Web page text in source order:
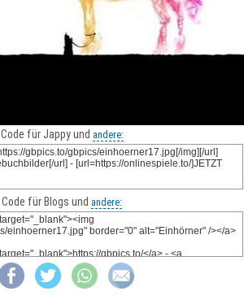
Code für Jappy und andere:
Code für Blogs und andere: